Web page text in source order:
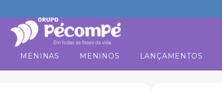
MENINAS MENINOS LANÇAMENTOS